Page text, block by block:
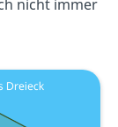
nicht immer